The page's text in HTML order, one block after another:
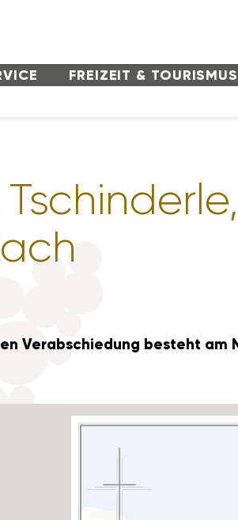
FREI­ZEIT & TOURISMUS
Verab­schie­dung besteht am